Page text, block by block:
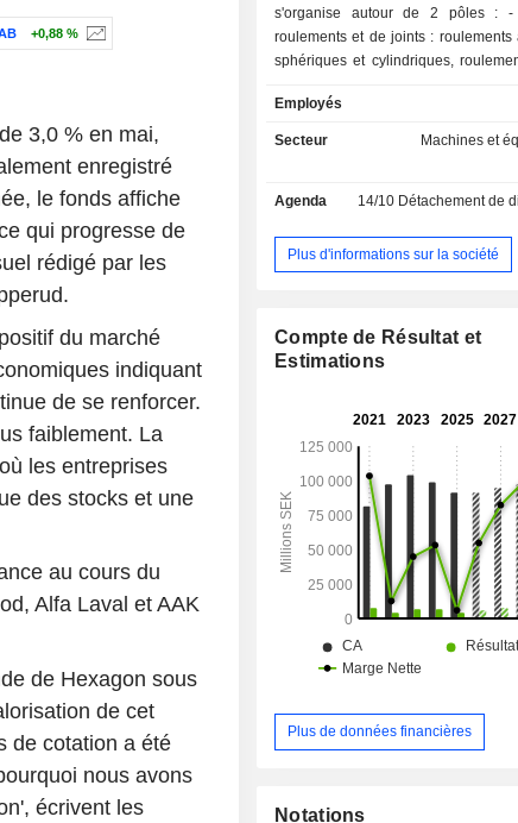
+0,88 %
3,0 % en mai,
enregistré
le fonds affiche
qui progresse de
rédigé par les
du marché
indiquant
de se renforcer.
faiblement. La
les entreprises
des stocks et une
au cours du
Alfa Laval et AAK
de Hexagon sous
de cet
de cotation a été
nous avons
écrivent les
s'organise autour de 2 pôles : - vente de
roulements et de joints : roulements
sphériques et cylindriques,
cannelure profonde moyenne et
précision élevée, et de joints
essentiellement aux fabricants de
systèmes de lubrification et des rails
services : notamment prestations
technique, d'entretien et de formation. Le CA par
géographique du CA est la
(2,4%), Europe (38,7%),
du Sud-Est (10,5%).
Employés
Secteur
Machines et
Agenda 14/10 Détachement de
Plus d'informations sur la société
Compte de Résultat et
Estimations
Plus de données financières
Notations